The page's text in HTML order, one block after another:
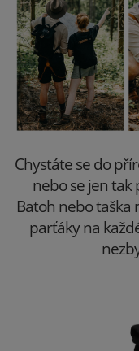
Chystáte se do
nebo se jen tak
Batoh nebo taška
parťáky na